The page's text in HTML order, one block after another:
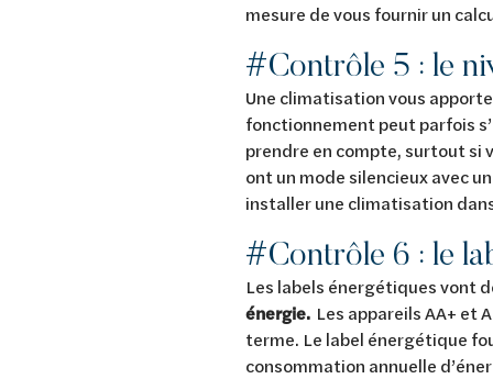
mesure de vous fournir un
#Contrôle 5 : le
Une climatisation vous
fonctionnement peut parfois
prendre en compte, surtout si
ont un mode silencieux avec
installer une climatisation
#Contrôle 6 : le
Les labels énergétiques vont
énergie. Les appareils AA+ et
terme. Le label énergétique
consommation annuelle